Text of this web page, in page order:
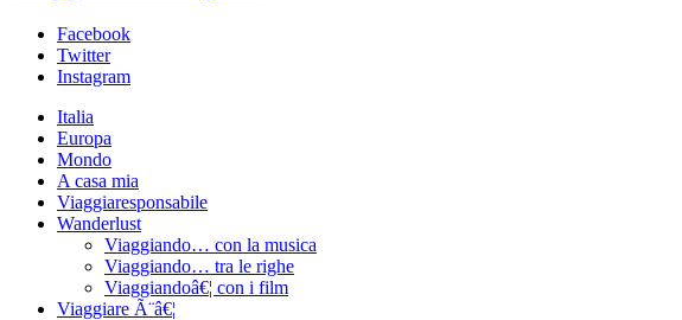
Facebook
Twitter
Instagram
Italia
Europa
Mondo
A casa mia
Viaggiaresponsabile
Wanderlust
Viaggiando… con la musica
Viaggiando… tra le righe
Viaggiandoâ€¦ con i film
Viaggiare Ã¨â€¦